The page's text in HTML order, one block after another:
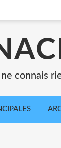
ne connais